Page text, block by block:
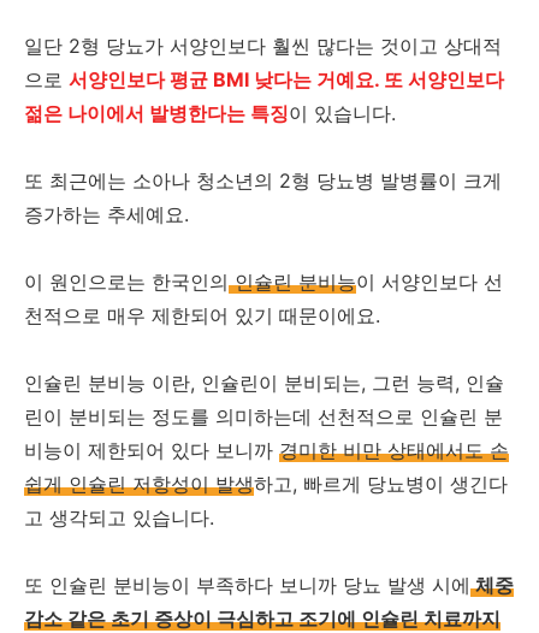
일단 2형 당뇨가 서양인보다 훨씬 많다는 것이고 상대적
으로 서양인보다 평균 BMI 낮다는 거예요. 또 서양인보다
젊은 나이에서 발병한다는 특징이 있습니다.
또 최근에는 소아나 청소년의 2형 당뇨병 발병률이 크게
증가하는 추세예요.
이 원인으로는 한국인의인슐린 분비능이 서양인보다 선
천적으로 매우 제한되어 있기 때문이에요.
인슐린 분비능 이란, 인슐린이 분비되는, 그런 능력, 인슐
린이 분비되는 정도를 의미하는데 선천적으로 인슐린 분
비능이 제한되어 있다 보니까 경미한 비만 상태에서도 손
쉽게 인슐린 저항성이 발생하고, 빠르게 당뇨병이 생긴다
고 생각되고 있습니다.
또 인슐린 분비능이 부족하다 보니까 당뇨 발생 시에체중
감소 같은 초기 증상이 극심하고 조기에 인슐린 치료까지